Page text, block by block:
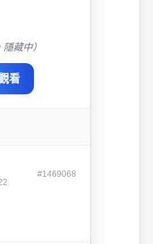
藏中）
看
#1469068